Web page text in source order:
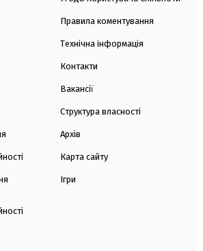
Правила коментування
Технічна інформація
Контакти
Вакансії
Структура власності
Архів
Карта сайту
Ігри